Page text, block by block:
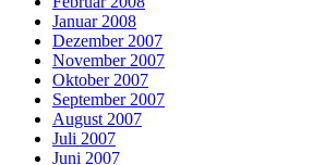
Januar 2008
Dezember 2007
November 2007
Oktober 2007
September 2007
August 2007
Juli 2007
Juni 2007